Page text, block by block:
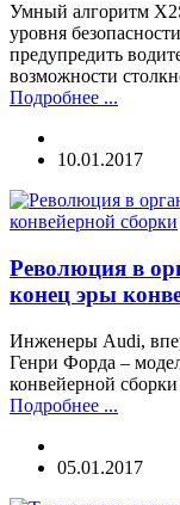
Умный алгоритм
уровня
предупредить
возможности
Подробнее ...
10.01.2017
Революция в
конец эры
Инженеры Audi,
Генри Форда –
конвейерной
Подробнее ...
05.01.2017